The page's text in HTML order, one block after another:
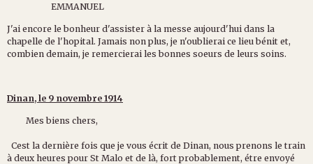
EMMANUEL
J'ai encore le bonheur d'assister à la messe aujourd'hui dans la
chapelle de l'hopital. Jamais non plus, je n'oublierai ce lieu bénit et,
combien demain, je remercierai les bonnes soeurs de leurs soins.
Dinan, le 9 novembre 1914
Mes biens chers,
Cest la dernière fois que je vous écrit de Dinan, nous prenons le train
à deux heures pour St Malo et de là, fort probablement, étre envoyé